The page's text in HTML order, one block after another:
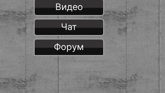
Видео
Чат
Форум